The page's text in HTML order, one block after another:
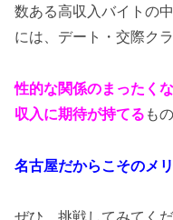
数ある高収入バイトの
には、デート・交際ク
性的な関係のまったく
収入に期待が持てる も
名古屋だからこそのメ